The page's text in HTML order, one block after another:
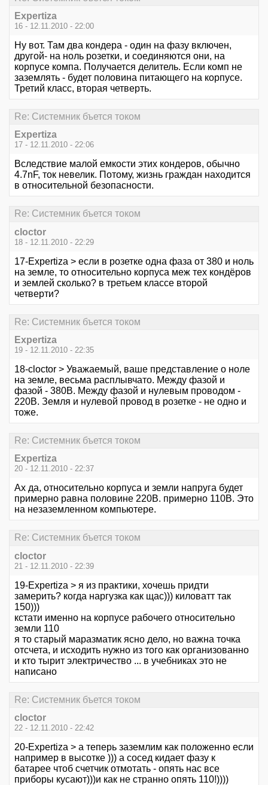
Expertiza
16 - 12.11.2010 - 22:00
Ну вот. Там два кондера - один на фазу включен,
другой- на ноль розетки, и соединяются они, на
корпусе компа. Получается делитель. Если комп не
заземлять - будет половина питающего на корпусе.
Третий класс, вторая четверть.
Re: Системник бъется током
Expertiza
17 - 12.11.2010 - 22:06
Вследствие малой емкости этих кондеров, обычно
4.7nF, ток невелик. Потому, жизнь граждан находится
в относительной безопасности.
Re: Системник бъется током
cloctor
18 - 12.11.2010 - 22:29
17-Expertiza > если в розетке одна фаза от 380 и ноль
на земле, то относительно корпуса меж тех кондёров
и землей сколько? в третьем классе второй
четверти?
Re: Системник бъется током
Expertiza
19 - 12.11.2010 - 22:35
18-cloctor > Уважаемый, ваше представление о ноле
на земле, весьма расплывчато. Между фазой и
фазой - 380В. Между фазой и нулевым проводом -
220В. Земля и нулевой провод в розетке - не одно и
тоже.
Re: Системник бъется током
Expertiza
20 - 12.11.2010 - 22:37
Ах да, относительно корпуса и земли напруга будет
примерно равна половине 220В. примерно 110В. Это
на незаземленном компьютере.
Re: Системник бъется током
cloctor
21 - 12.11.2010 - 22:39
19-Expertiza > я из практики, хочешь придти
замерить? когда наргузка как щас))) киловатт так
150)))
кстати именно на корпусе рабочего относительно
земли 110
я то старый маразматик ясно дело, но важна точка
отсчета, и исходить нужно из того как организованно
и кто тырит электричество ... в учебниках это не
написано
Re: Системник бъется током
cloctor
22 - 12.11.2010 - 22:42
20-Expertiza > а теперь заземлим как положенно если
например в высотке ))) а сосед кидает фазу к
батарее чтоб счетчик отмотать - опять нас все
приборы кусают)))и как не странно опять 110!))))